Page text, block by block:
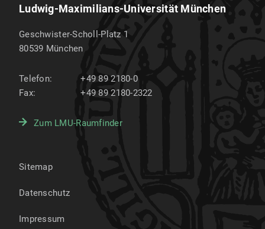
Ludwig-Maximilians-Universität München
Geschwister-Scholl-Platz 1
80539 München
Telefon:
+49 89 2180-0
Fax:
+49 89 2180-2322
Zum LMU-Raumfinder
Sitemap
Datenschutz
Impressum